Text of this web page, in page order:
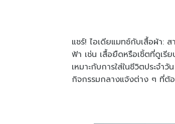
แชร์! ไอเดียแมทช์กับเสื้อผ้า:
ฟ้า เช่น เสื้อยืดหรือเชิ้ตที่ดูเ
เหมาะกับการใส่ในชีวิตประจ
กิจกรรมกลางแจ้งต่าง ๆ ที่ต้อ